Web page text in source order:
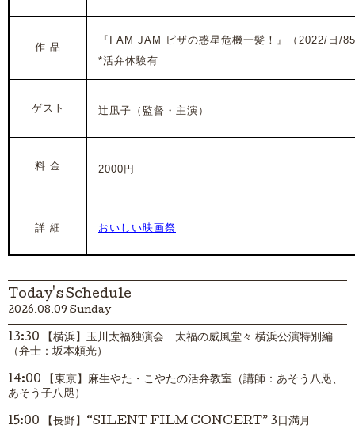
作 品
『I AM JAM ピザの惑星危機一髪！』（2022/日/
*活弁体験有
ゲスト 辻凪子（監督・主演 ）
料 金 2000円
詳 細 おいしい映画祭
Today's Schedule
2026.08.09 Sunday
13:30 【横浜】玉川太福独演会 太福の威風堂々 横浜公演特別編
（弁士：坂本頼光）
14:00 【東京】麻生やた・こやたの活弁教室（講師：あそう八咫、
あそう子八咫）
15:00 【長野】“SILENT FILM CONCERT” 3日満月